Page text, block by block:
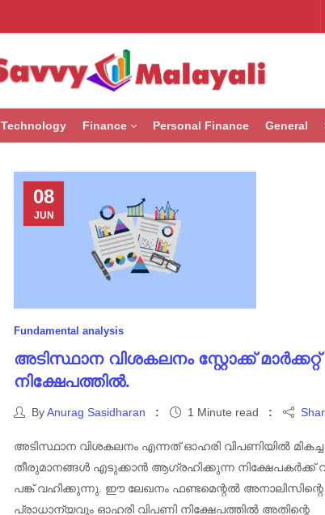
Technology Finance Personal Finance General
08
JUN
Fundamental analysis
അടിസ്ഥാന വിശകലനം സ്റ്റോക്ക് മാർക്കറ്റ്
നിക്ഷേപത്തിൽ.
ByAnurag Sasidharan 1 Minute read
അടിസ്ഥാന വിശകലനം എന്നത് ഓഹരി വിപണിയിൽ മികച്ച
തീരുമാനങ്ങൾ എടുക്കാൻ ആഗ്രഹിക്കുന്ന നിക്ഷേപകർക്ക്
പങ്ക് വഹിക്കുന്നു. ഈ ലേഖനം ഫണ്ടമെന്റൽ അനാലിസിന്റെ
പ്രാധാന്യവും ഓഹരി വിപണി നിക്ഷേപത്തിൽ അതിന്റെ